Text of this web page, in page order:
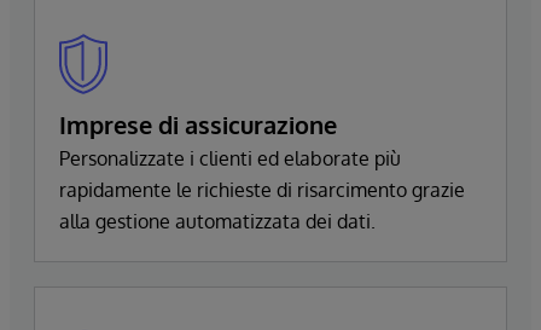
Imprese di assicurazione
Personalizzate i clienti ed elaborate più
rapidamente le richieste di risarcimento grazie
alla gestione automatizzata dei dati.